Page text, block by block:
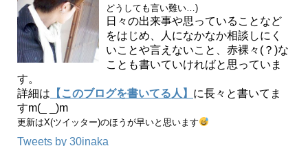
どうしても言い難い…)
日々の出来事や思っていることなど
をはじめ、人になかなか相談しにく
いことや言えないこと、赤裸々(？)な
ことも書いていければと思っていま
す。
詳細は 【このブログを書いてる人】 に長々と書いてま
すm(_ _)m
更新はX(ツイッター)のほうが早いと思います
Tweets by 30inaka